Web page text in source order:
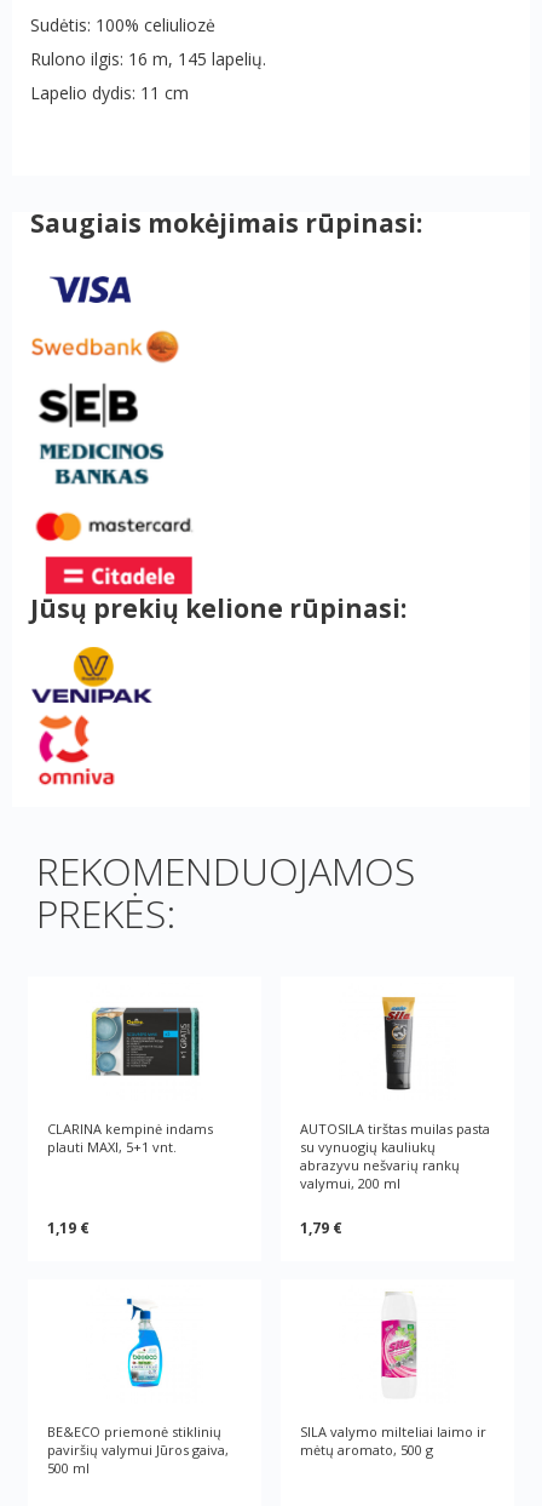
Sudėtis: 100% celiuliozė
Rulono ilgis: 16 m, 145 lapelių.
Lapelio dydis: 11 cm
Saugiais mokėjimais rūpinasi:
Jūsų prekių kelione rūpinasi:
REKOMENDUOJAMOS
PREKĖS:
CLARINA kempinė indams
plauti MAXI, 5+1 vnt.
1,19 €
AUTOSILA tirštas muilas pasta
su vynuogių kauliukų
abrazyvu nešvarių rankų
valymui, 200 ml
1,79 €
BE&ECO priemonė stiklinių
paviršių valymui Jūros gaiva,
500 ml
SILA valymo milteliai laimo ir
mėtų aromato, 500 g